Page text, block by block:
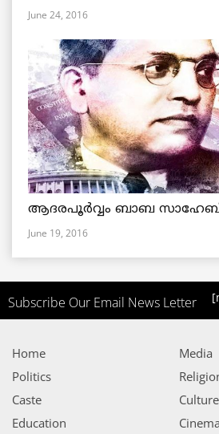
June 24, 2016
ആദരപൂര്‍വ്വം ബാബ
June 19, 2016
Subscribe Our Email News Letter
Home
Politics
Caste
Education
Media
Culture
Cinema